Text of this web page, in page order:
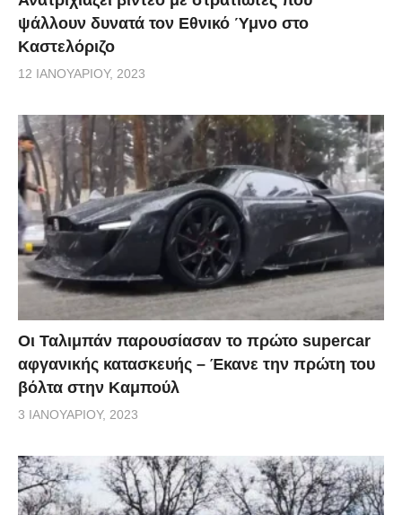
ψάλλουν δυνατά τον Εθνικό Ύμνο στο
Καστελόριζο
12 ΙΑΝΟΥΑΡΊΟΥ, 2023
Οι Ταλιμπάν παρουσίασαν το πρώτο supercar
αφγανικής κατασκευής – Έκανε την πρώτη του
βόλτα στην Καμπούλ
3 ΙΑΝΟΥΑΡΊΟΥ, 2023